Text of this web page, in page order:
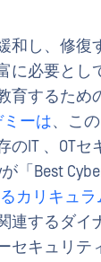
和し、修復
に必要とし
育するため
ミーは、こ
IT 、OTセ
「Best
カリキュラ
連するダイ
セキュリテ